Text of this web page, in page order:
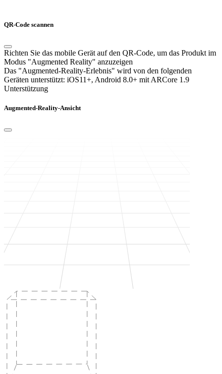
QR-Code scannen
Richten Sie das mobile Gerät auf den QR-Code, um das Produkt im
Modus "Augmented Reality" anzuzeigen
Das "Augmented-Reality-Erlebnis" wird von den folgenden
Geräten unterstützt: iOS11+, Android 8.0+ mit ARCore 1.9
Unterstützung
Augmented-Reality-Ansicht